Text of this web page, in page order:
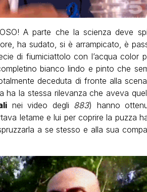
A parte che la scienza deve
ha sudato, si è arrampicato, è
di fiumiciattolo con l’acqua color
bianco lindo e pinto che
deceduta di fronte alla
ha la stessa rilevanza che aveva
nei video degli 883) hanno
letame e lui per coprire la puzza
a se stesso e alla sua